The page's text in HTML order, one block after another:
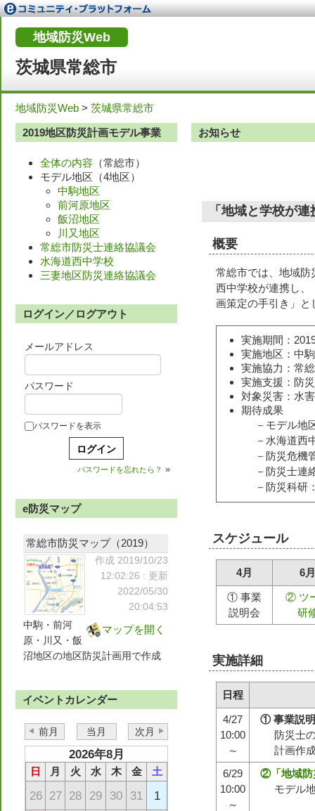
茨城県常総市
地域防災Web
地域防災Web > 茨城県常総市
2019地区防災計画モデル事業
全体の内容 （常総市）
モデル地区（4地区）
中駒地区
前河原地区
飯沼地区
川又地区
常総市防災士連絡協議会
水海道西中学校
三妻地区防災連絡協議会
ログイン／ログアウト
メールアドレス
パスワード
パスワードを表示
パスワードを忘れたら？ »
e防災マップ
常総市防災マップ（2019）
作成 2019/10/23
12:02:26 : 更新
2022/05/30
20:04:53
マップを開く
中駒・前河
原・川又・飯
沼地区の地区防災計画用で作成
イベントカレンダー
前月 当月 次月
2026年8月
日 月 火 水 木 金 土
26 27 28 29 30 31 1
お知らせ
「地域と学校が
概要
常総市では、地域防
西中学校が連携し、
画策定の手引き」と
実施期間：
実施地区：中
実施協力：常
実施支援：防
対象災害：水
期待成果
－モデル地区：
－水海道西中学
－防災危機管理
－防災士連絡協
－防災科研：「
スケジュール
4月 6月
① 事業
説明会
② ツ
研
実施詳細
日程
4/27
10:00
～
① 事業説
防災士
計画作
6/29
10:00
～
②「地域防
モデル